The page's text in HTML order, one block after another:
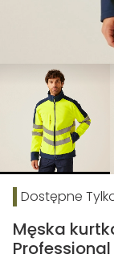
Dostępne
Męska